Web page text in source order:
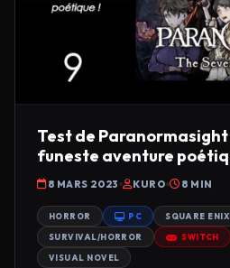
Test de Paranormasight
funeste aventure
8 MARS 2023 KURO 8 MIN
HORROR PC SQUARE ENIX
SURVIVAL/HORROR SWITCH
VISUAL NOVEL